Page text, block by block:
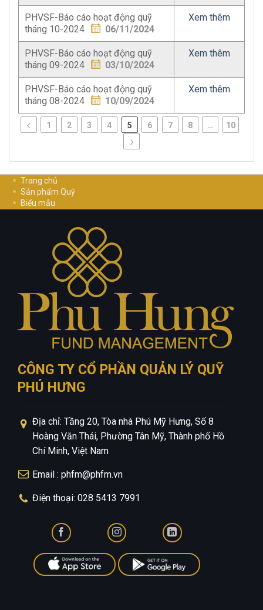
PHVSF-Báo cáo hoạt động quỹ
tháng 10-2024
06/11/2024
Xem thêm
PHVSF-Báo cáo hoạt động quỹ
tháng 09-2024
03/10/2024
Xem thêm
PHVSF-Báo cáo hoạt động quỹ
tháng 08-2024
10/09/2024
Xem thêm
1 2 3 4 5 6 7 8 … 10
Trang chủ
Sản phẩm Quỹ
Biểu mẫu
Cơ Hội Nghề Nghiệp
Chính sách bảo mật
CÔNG TY CỔ PHẦN QUẢN LÝ QUỸ
PHÚ HƯNG
Địa chỉ: Tầng 20, Tòa nhà Phú Mỹ Hưng, Số 8
Hoàng Văn Thái, Phường Tân Mỹ, Thành phố Hồ
Chí Minh, Việt Nam
Email : phfm@phfm.vn
Điện thoại: 028 5413 7991